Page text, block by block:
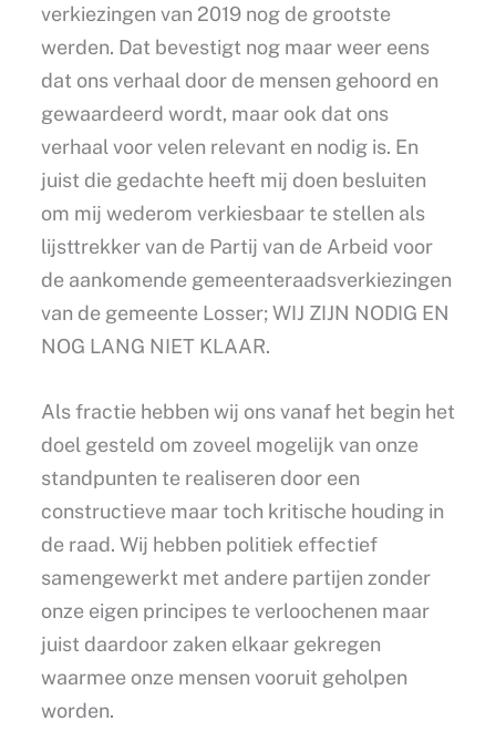
verkiezingen van 2019 nog de grootste
werden. Dat bevestigt nog maar weer eens
dat ons verhaal door de mensen gehoord en
gewaardeerd wordt, maar ook dat ons
verhaal voor velen relevant en nodig is. En
juist die gedachte heeft mij doen besluiten
om mij wederom verkiesbaar te stellen als
lijsttrekker van de Partij van de Arbeid voor
de aankomende gemeenteraadsverkiezingen
van de gemeente Losser; WIJ ZIJN NODIG EN
NOG LANG NIET KLAAR.
Als fractie hebben wij ons vanaf het begin het
doel gesteld om zoveel mogelijk van onze
standpunten te realiseren door een
constructieve maar toch kritische houding in
de raad. Wij hebben politiek effectief
samengewerkt met andere partijen zonder
onze eigen principes te verloochenen maar
juist daardoor zaken elkaar gekregen
waarmee onze mensen vooruit geholpen
worden.